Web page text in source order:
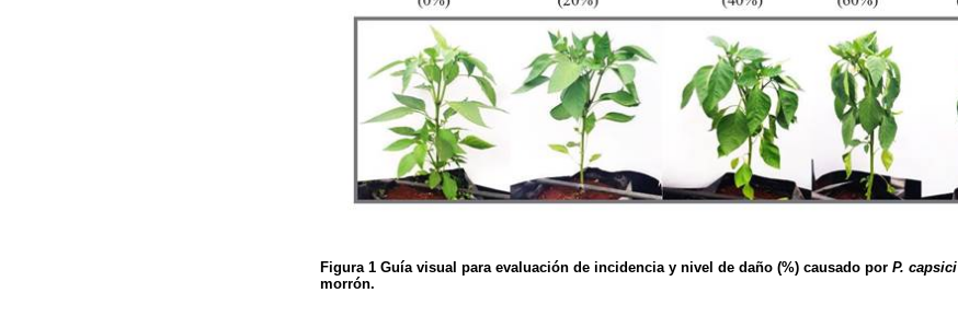
Figura 1 Guía visual para evaluación de incidencia y nivel de daño (%) causado por P. capsici
morrón.